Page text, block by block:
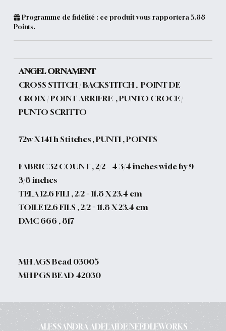
Programme de fidélité : ce produit vous rapportera5.88
Points.
ANGEL ORNAMENT
CROSS STITCH / BACKSTITCH , POINT DE
CROIX / POINT ARRIERE , PUNTO CROCE /
PUNTO SCRITTO
72w X 141 h Stitches , PUNTI , POINTS
FABRIC 32 COUNT , 2/2 = 4 3/4 inches wide by 9
3/8 inches
TELA 12.6 FILI , 2/2 = 11.8 X 23.4 cm
TOILE 12.6 FILS , 2/2 = 11.8 X 23.4 cm
DMC 666 , 817
MH AGS Bead 03005
MH PGS BEAD 42030
ALESSANDRA ADELAIDE NEEDLEWORKS